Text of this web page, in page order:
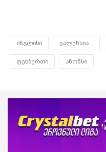
ინგლისი ვალენსია
ფეხბურთი ანონსი